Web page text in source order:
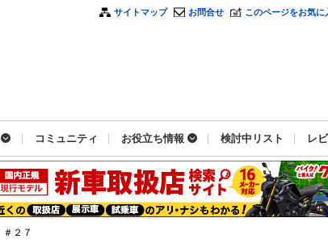
サイトマップ お問合せ このページをお気に
コミュニティ お役立ち情報 検討中リスト レ
２７